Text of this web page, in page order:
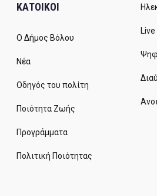
ΚΑΤΟΙΚΟΙ
Ο Δήμος Βόλου
Νέα
Οδηγός του πολίτη
Ποιότητα Ζωής
Προγράμματα
Πολιτική Ποιότητας